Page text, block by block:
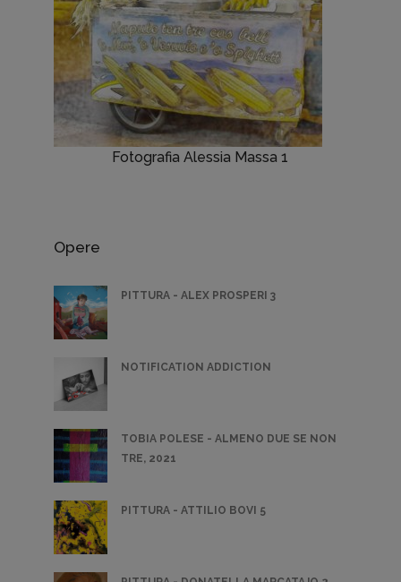
Fotografia Alessia Massa 1
Opere
PITTURA - ALEX PROSPERI 3
NOTIFICATION ADDICTION
TOBIA POLESE - ALMENO DUE SE NON
TRE, 2021
PITTURA - ATTILIO BOVI 5